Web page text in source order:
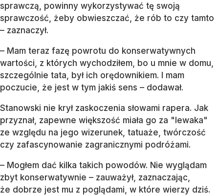
sprawczą, powinny wykorzystywać tę swoją
sprawczość, żeby obwieszczać, że rób to czy tamto
– zaznaczył.
– Mam teraz fazę powrotu do konserwatywnych
wartości, z których wychodziłem, bo u mnie w domu,
szczególnie tata, był ich orędownikiem. I mam
poczucie, że jest w tym jakiś sens – dodawał.
Stanowski nie krył zaskoczenia słowami rapera. Jak
przyznał, zapewne większość miała go za "lewaka"
ze względu na jego wizerunek, tatuaże, twórczość
czy zafascynowanie zagranicznymi podróżami.
– Mogłem dać kilka takich powodów. Nie wyglądam
zbyt konserwatywnie – zauważył, zaznaczając,
że dobrze jest mu z poglądami, w które wierzy dziś.